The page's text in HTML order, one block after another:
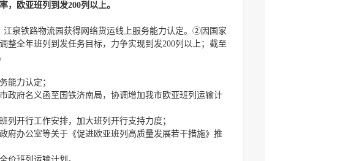
，欧亚班列到发200列以上。
泉铁路物流园获得网络货运线上服务能力认定。②因国家
整全年班列到发任务目标，力争实现到发200列以上；截至
能力认定；
府名义函至国铁济南局，协调增加我市欧亚班列运输计
开行工作安排，加大班列开行支持力度；
办公室等关于《促进欧亚班列高质量发展若干措施》推